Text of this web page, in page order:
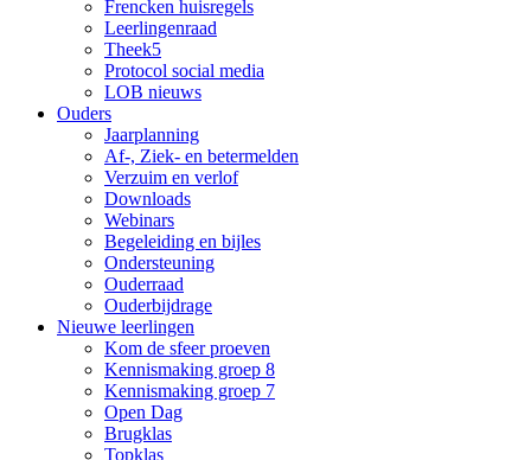
Frencken huisregels
Leerlingenraad
Theek5
Protocol social media
LOB nieuws
Ouders
Jaarplanning
Af-, Ziek- en betermelden
Verzuim en verlof
Downloads
Webinars
Begeleiding en bijles
Ondersteuning
Ouderraad
Ouderbijdrage
Nieuwe leerlingen
Kom de sfeer proeven
Kennismaking groep 8
Kennismaking groep 7
Open Dag
Brugklas
Topklas